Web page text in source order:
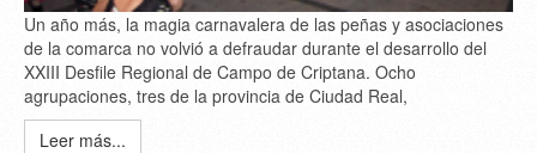
Un año más, la magia carnavalera de las peñas y asociaciones
de la comarca no volvió a defraudar durante el desarrollo del
XXIII Desfile Regional de Campo de Criptana. Ocho
agrupaciones, tres de la provincia de Ciudad Real,
Leer más...